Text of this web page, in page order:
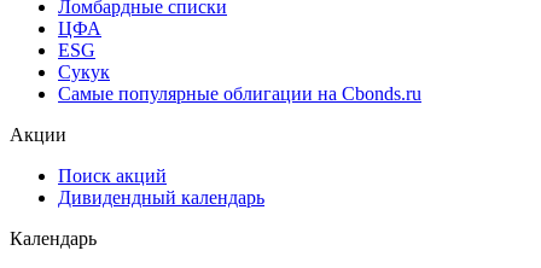
Ломбардные списки
ЦФА
ESG
Сукук
Самые популярные облигации на Cbonds.ru
Акции
Поиск акций
Дивидендный календарь
Календарь